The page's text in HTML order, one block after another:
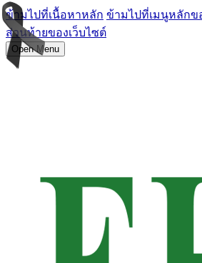
ข้ามไปที่เนื้อหาหลัก ข้ามไปที่เมนูหลักข
ส่วนท้ายของเว็บไซต์
Open Menu